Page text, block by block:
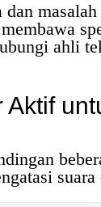
masalah
ahli
Aktif
suara